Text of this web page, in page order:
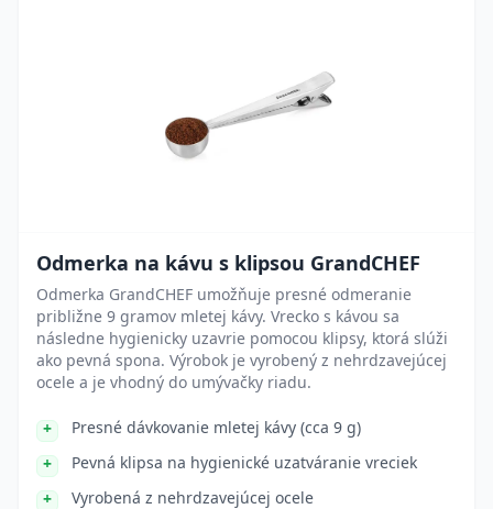
Odmerka na kávu s klipsou GrandCHEF
Odmerka GrandCHEF umožňuje presné odmeranie
približne 9 gramov mletej kávy. Vrecko s kávou sa
následne hygienicky uzavrie pomocou klipsy, ktorá slúži
ako pevná spona. Výrobok je vyrobený z nehrdzavejúcej
ocele a je vhodný do umývačky riadu.
Presné dávkovanie mletej kávy (cca 9 g)
Pevná klipsa na hygienické uzatváranie vreciek
Vyrobená z nehrdzavejúcej ocele